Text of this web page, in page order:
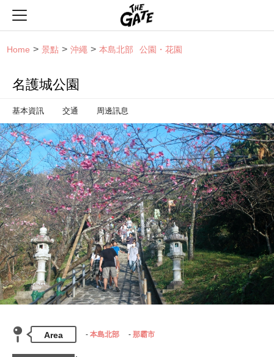
Home 景點 沖繩 本島北部 公園・花園
名護城公園
基本資訊 交通 周邊訊息
Area 本島北部 那霸市